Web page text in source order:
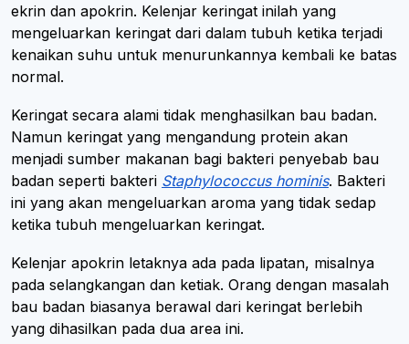
ekrin dan apokrin. Kelenjar keringat inilah yang
mengeluarkan keringat dari dalam tubuh ketika terjadi
kenaikan suhu untuk menurunkannya kembali ke batas
normal.
Keringat secara alami tidak menghasilkan bau badan.
Namun keringat yang mengandung protein akan
menjadi sumber makanan bagi bakteri penyebab bau
badan seperti bakteri Staphylococcus hominis. Bakteri
ini yang akan mengeluarkan aroma yang tidak sedap
ketika tubuh mengeluarkan keringat.
Kelenjar apokrin letaknya ada pada lipatan, misalnya
pada selangkangan dan ketiak. Orang dengan masalah
bau badan biasanya berawal dari keringat berlebih
yang dihasilkan pada dua area ini.